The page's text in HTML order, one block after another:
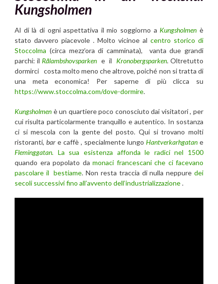
Kungsholmen
Al di là di ogni aspettativa il mio soggiorno a Kungsholmen è
stato davvero piacevole . Molto vicinoe al centro storico di
Stoccolma (circa mezz’ora di camminata), vanta due grandi
parchi: il Rålambshovsparken e il Kronobergsparken. Oltretutto
dormirci costa molto meno che altrove, poiché non si tratta di
una meta economica! Per saperne di più clicca su
https://www.stoccolma.com/dove-dormire.
Kungsholmen è un quartiere poco conosciuto dai visitatori , per
cui risulta particolarmente tranquillo e autentico. In sostanza
ci si mescola con la gente del posto. Qui si trovano molti
ristoranti, bar e caffè , specialmente lungo Hantverkarhgatan e
Fleminggatan. La sua esistenza affonda le radici nel 1500
quando era popolato da monaci francescani che ci facevano
pascolare il bestiame. Non resta traccia di nulla neppuredei
secoli successivi fino all’avvento dell’industrializzazione.